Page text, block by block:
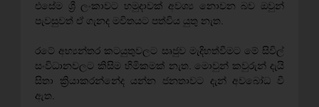
එසේම ශ්‍රී ලංකාවට හමුදාවක්‌ අවශ්‍ය නොවන බව ඔවුන්
පැවසුවත් ඒ ගැනද මවිතයට පත්විය යුතු නැත.
රටේ අභ්‍යන්තර කටයුතුවලට සෘජුව මැදිහත්වීමට මේ සිවිල්
සංවිධානවලට කිසිම හිමිකමක්‌ නැත. මොවුන් කවුරුන් දැයි
සිතා ක්‍රියාකරන්නේද යන්න ජනතාවට දැන් අවබෝධ වී
ඇත.